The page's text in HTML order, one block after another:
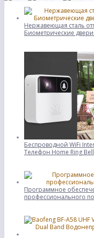
Нержавеющая сталь
Биометрические
Беспроводной WiFi
Телефон Home Ring Bell
Программное
профессионального